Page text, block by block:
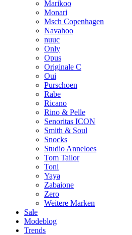
Marikoo
Monari
Msch Copenhagen
Navahoo
nuuc
Only
Opus
Originale C
Oui
Purschoen
Rabe
Ricano
Rino & Pelle
Senoritas ICON
Smith & Soul
Snocks
Studio Anneloes
Tom Tailor
Toni
Yaya
Zabaione
Zero
Weitere Marken
Sale
Modeblog
Trends